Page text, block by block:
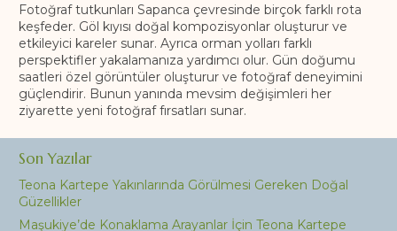
Fotoğraf tutkunları Sapanca çevresinde birçok farklı rota
keşfeder. Göl kıyısı doğal kompozisyonlar oluşturur ve
etkileyici kareler sunar. Ayrıca orman yolları farklı
perspektifler yakalamanıza yardımcı olur. Gün doğumu
saatleri özel görüntüler oluşturur ve fotoğraf deneyimini
güçlendirir. Bunun yanında mevsim değişimleri her
ziyarette yeni fotoğraf fırsatları sunar.
Son Yazılar
Teona Kartepe Yakınlarında Görülmesi Gereken Doğal
Güzellikler
Maşukiye’de Konaklama Arayanlar İçin Teona Kartepe